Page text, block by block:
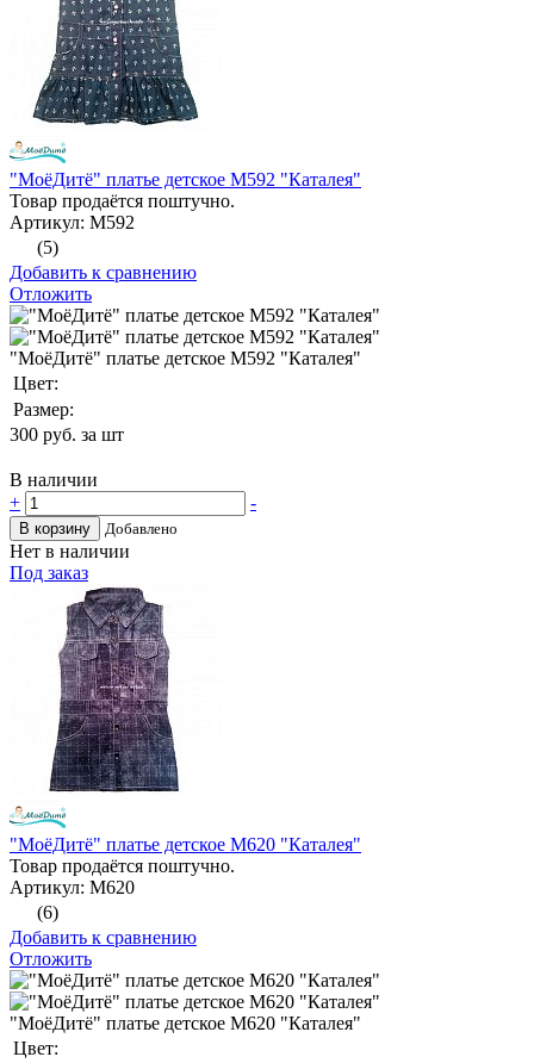
"МоёДитё" платье детское М592 "Каталея"
Товар продаётся поштучно.
Артикул: М592
(5)
Добавить к сравнению
Отложить
"МоёДитё" платье детское М592 "Каталея"
Цвет:
Размер:
300 руб. за шт
В наличии
+
-
В корзину Добавлено
Нет в наличии
Под заказ
"МоёДитё" платье детское М620 "Каталея"
Товар продаётся поштучно.
Артикул: М620
(6)
Добавить к сравнению
Отложить
"МоёДитё" платье детское М620 "Каталея"
Цвет: